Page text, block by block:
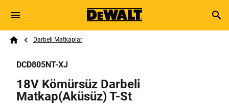
Skip to main content
Search
Breadcrumb
Darbeli Matkaplar
DCD805NT-XJ
18V Kömürsüz Darbeli
Matkap(Aküsüz) T-St